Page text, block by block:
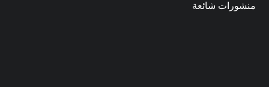
منشورات شائعة